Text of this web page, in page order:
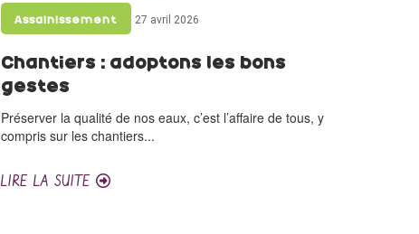
Assainissement 27 avril 2026
Chantiers : adoptons les bons
gestes
Préserver la qualité de nos eaux, c’est l’affaire de tous, y
compris sur les chantiers...
LIRE LA SUITE